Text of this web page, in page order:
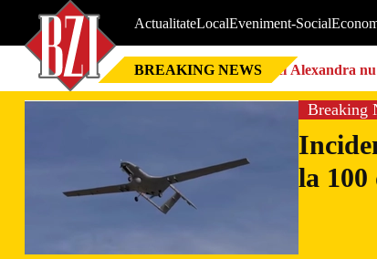
ActualitateLocalEveniment-Social
BREAKING NEWS Nici Alexandra
Breaking
la